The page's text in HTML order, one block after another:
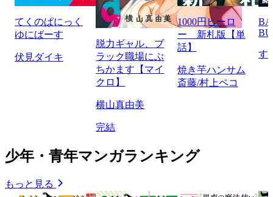
てくのぱにっく
ゆにばーす
伏見ダイキ
脱力ギャル、ブ
ラック職場にぶ
ちかます【マイ
クロ】
横山真由美
完結
1000円ヒーロ
ー 新札版【単
話】
焼き芋ハンサム
斎藤/村上ペコ
す
少年・青年マンガランキング
もっと見る